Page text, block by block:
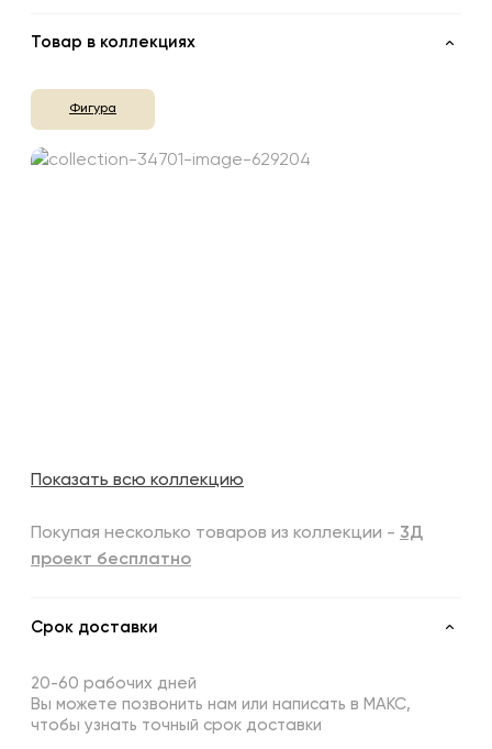
Товар в коллекциях
Фигура
Показать всю коллекцию
Покупая несколько товаров из коллекции - 3Д
проект бесплатно
Срок доставки
20-60 рабочих дней
Вы можете позвонить нам или написать в МАКС,
чтобы узнать точный срок доставки